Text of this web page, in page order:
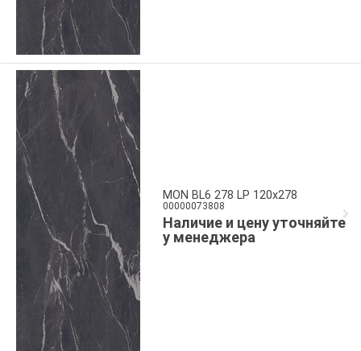
MON BL6 278 LP 120x278
00000073808
Наличие и цену уточняйте
у менеджера